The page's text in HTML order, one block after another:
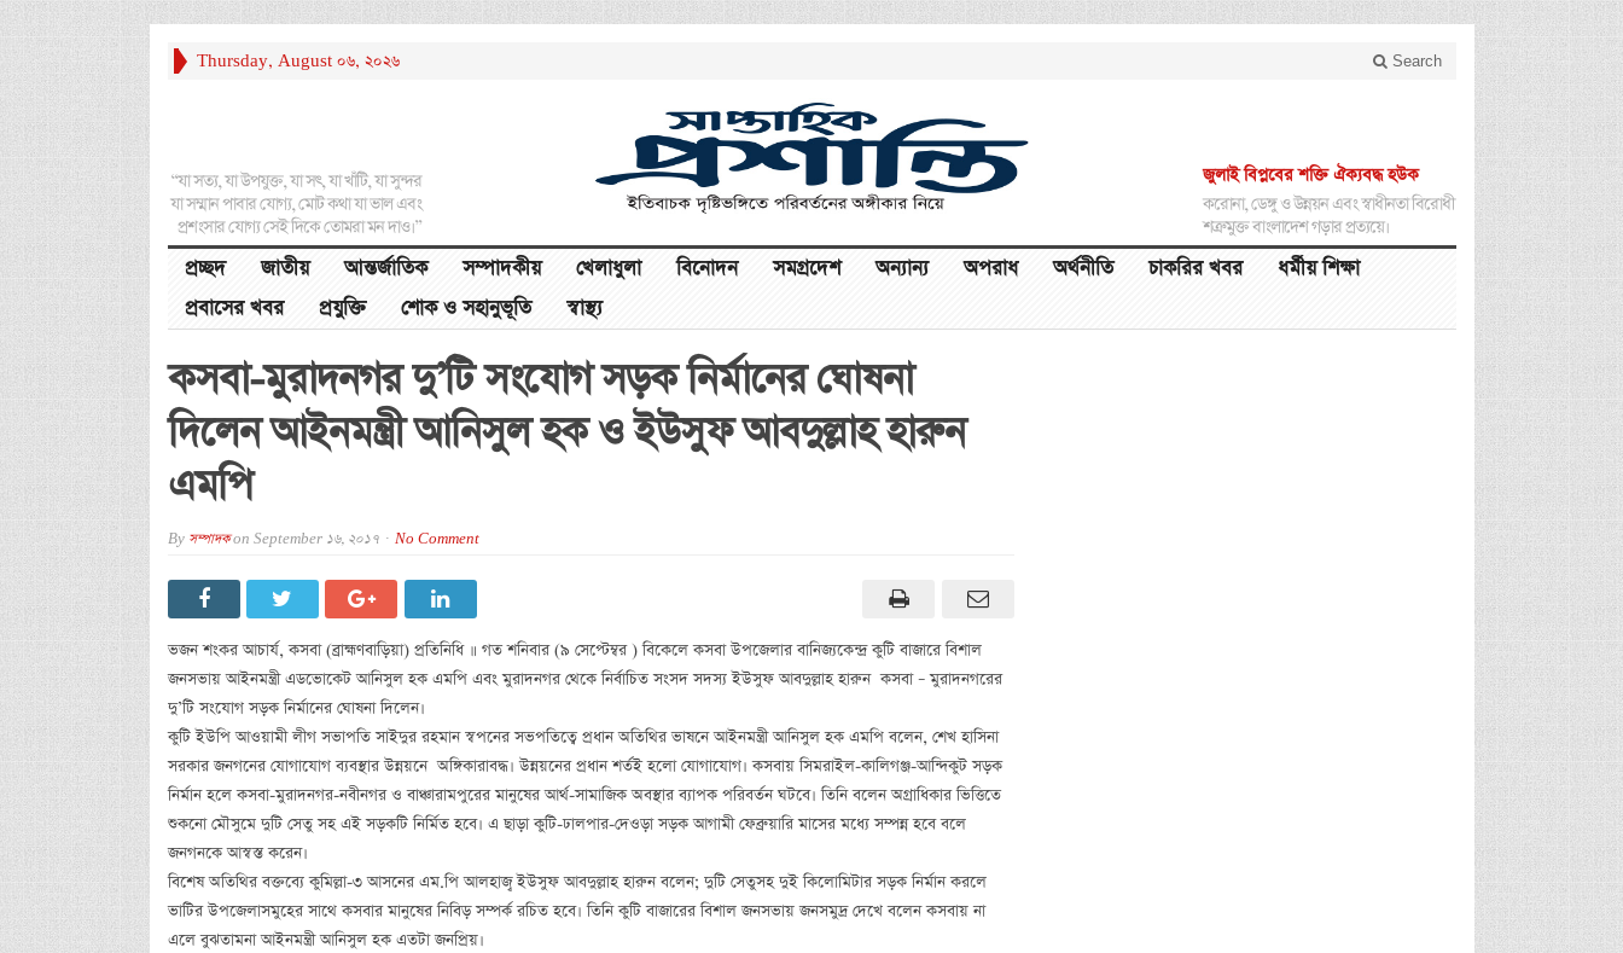
Thursday, August 06, 2026 Search
“যা সত্য, যা উপযুক্ত, যা সৎ, যা খাঁটি, যা সুন্দর
যা সম্মান পাবার যোগ্য, মোট কথা যা ভাল এবং
প্রশংসার যোগ্য সেই দিকে তোমরা মন দাও।”
জুলাই বিপ্লবের শক্তি ঐক্যবদ্ধ হউক
করোনা, ডেঙ্গু ও উন্নয়ন এবং স্বাধীনতা বিরোধী
শত্রুমুক্ত বাংলাদেশ গড়ার প্রত্যয়ে।
প্রচ্ছদ জাতীয় আন্তর্জাতিক সম্পাদকীয় খেলাধুলা বিনোদন সমগ্রদেশ অন্যান্য অপরাধ অর্থনীতি চাকরির খবর
ধর্মীয় শিক্ষা
প্রবাসের খবর
প্রযুক্তি শোক ও সহানুভূতি স্বাস্থ্য
কসবা-মুরাদনগর দু’টি সংযোগ সড়ক নির্মানের ঘোষনা
দিলেন আইনমন্ত্রী আনিসুল হক ও ইউসুফ আবদুল্লাহ হারুন
এমপি
By সম্পাদকon September 16, 2017 No Comment
ভজন শংকর আচার্য, কসবা (ব্রাহ্মণবাড়িয়া) প্রতিনিধি ॥ গত শনিবার (৯ সেপ্টেম্বর ) বিকেলে কসবা উপজেলার বানিজ্যকেন্দ্র কুটি বাজারে বিশাল
জনসভায় আইনমন্ত্রী এডভোকেট আনিসুল হক এমপি এবং মুরাদনগর থেকে নির্বাচিত সংসদ সদস্য ইউসুফ আবদুল্লাহ হারুন কসবা – মুরাদনগরের
দু’টি সংযোগ সড়ক নির্মানের ঘোষনা দিলেন।
কুটি ইউপি আওয়ামী লীগ সভাপতি সাইদুর রহমান স্বপনের সভপতিত্বে প্রধান অতিথির ভাষনে আইনমন্ত্রী আনিসুল হক এমপি বলেন, শেখ হাসিনা
সরকার জনগনের যোগাযোগ ব্যবস্থার উন্নয়নে অঙ্গিকারাবদ্ধ। উন্নয়নের প্রধান শর্তই হলো যোগাযোগ। কসবায় সিমরাইল-কালিগঞ্জ-আন্দিকুট সড়ক
নির্মান হলে কসবা-মুরাদনগর-নবীনগর ও বাঞ্চারামপুরের মানুষের আর্থ-সামাজিক অবস্থার ব্যাপক পরিবর্তন ঘটবে। তিনি বলেন অগ্রাধিকার ভিত্তিতে
শুকনো মৌসুমে দুটি সেতু সহ এই সড়কটি নির্মিত হবে। এ ছাড়া কুটি-ঢালপার-দেওড়া সড়ক আগামী ফেব্রুয়ারি মাসের মধ্যে সম্পন্ন হবে বলে
জনগনকে আস্বস্ত করেন।
বিশেষ অতিথির বক্তব্যে কুমিল্লা-৩ আসনের এম.পি আলহাজ্ব ইউসুফ আবদুল্লাহ হারুন বলেন; দুটি সেতুসহ দুই কিলোমিটার সড়ক নির্মান করলে
ভাটির উপজেলাসমুহের সাথে কসবার মানুষের নিবিড় সম্পর্ক রচিত হবে। তিনি কুটি বাজারের বিশাল জনসভায় জনসমুদ্র দেখে বলেন কসবায় না
এলে বুঝতামনা আইনমন্ত্রী আনিসুল হক এতটা জনপ্রিয়।